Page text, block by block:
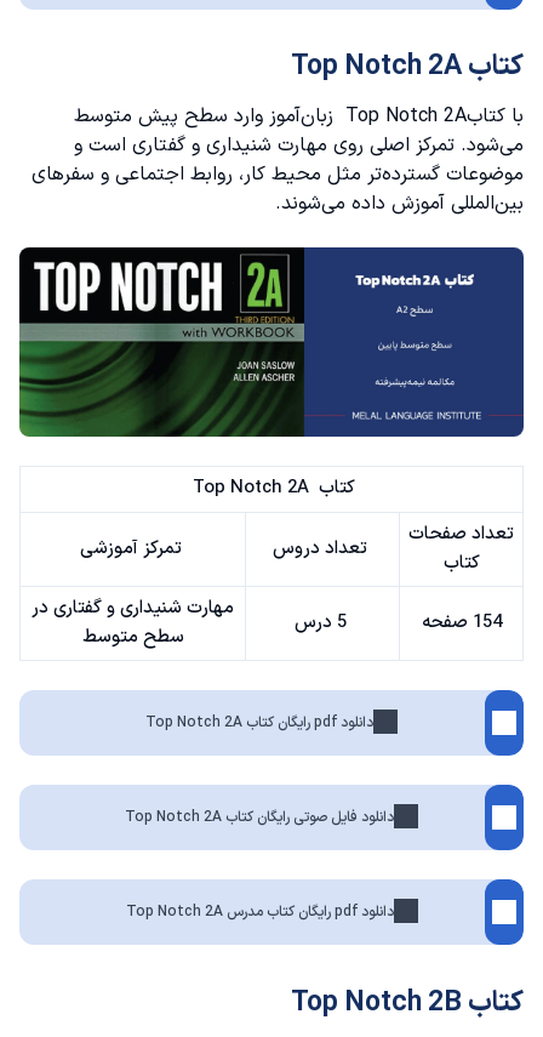
کتاب Top Notch 2A
با کتابTop Notch 2A زبان‌آموز وارد سطح پیش متوسط
می‌شود. تمرکز اصلی روی مهارت شنیداری و گفتاری است و
موضوعات گسترده‌تر مثل محیط کار، روابط اجتماعی و سفرهای
بین‌المللی آموزش داده می‌شوند.
کتاب Top Notch 2A
تعداد صفحات
کتاب
تعداد دروس تمرکز آموزشی
154 صفحه 5 درس
مهارت شنیداری و گفتاری در
سطح متوسط
دانلود pdf رایگان کتاب Top Notch 2A
دانلود فایل صوتی رایگان کتاب Top Notch 2A
دانلود pdf رایگان کتاب مدرس Top Notch 2A
کتاب Top Notch 2B